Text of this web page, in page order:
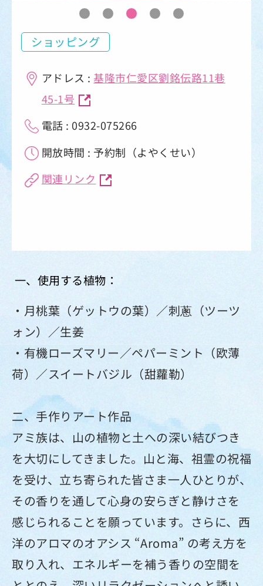
ショッピング
アドレス : 基隆市仁愛区劉銘伝路11巷
45-1号
電話 : 0932-075266
開放時間 : 予約制（よやくせい）
関連リンク
一、使用する植物：
・月桃葉（ゲットウの葉）／刺蔥（ツーツ
ォン）／生姜
・有機ローズマリー／ペパーミント（欧薄
荷）／スイートバジル（甜蘿勒）
二、手作りアート作品
アミ族は、山の植物と土への深い結びつき
を大切にしてきました。山と海、祖霊の祝福
を受け、立ち寄られた皆さま一人ひとりが、
その香りを通して心身の安らぎと静けさを
感じられることを願っています。さらに、西
洋のアロマのオアシス “Aroma” の考え方を
取り入れ、エネルギーを補う香りの空間を